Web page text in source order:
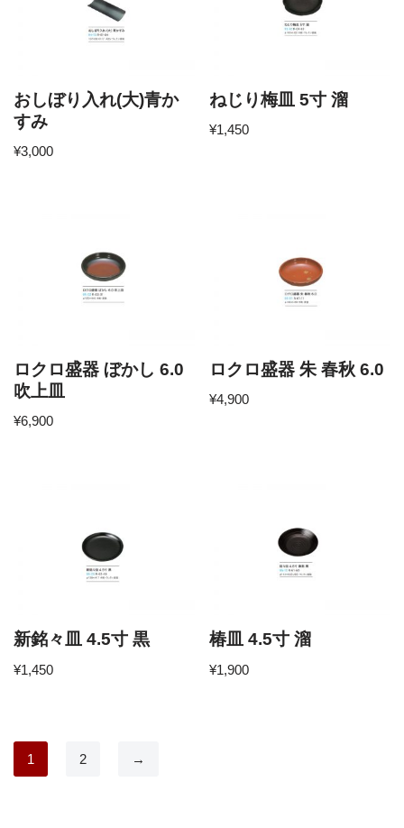
おしぼり入れ(大)青か
すみ
¥3,000
ねじり梅皿 5寸 溜
¥1,450
ロクロ盛器 ぼかし 6.0
吹上皿
¥6,900
ロクロ盛器 朱 春秋 6.0
¥4,900
新銘々皿 4.5寸 黒
¥1,450
椿皿 4.5寸 溜
¥1,900
1 2 →